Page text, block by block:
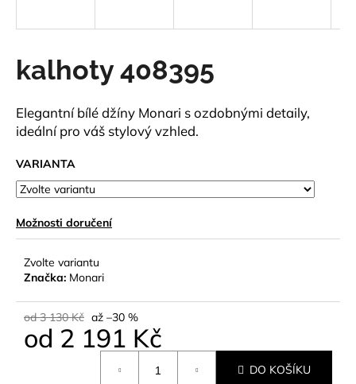
kalhoty 408395
Elegantní bílé džíny Monari s ozdobnými detaily,
ideální pro váš stylový vzhled.
VARIANTA
Možnosti doručení
Zvolte variantu
Značka: Monari
od 3 130 Kč až –30 %
od 2 191 Kč
DO KOŠÍKU
í
t
?
HLEDAT
D
o
o
u